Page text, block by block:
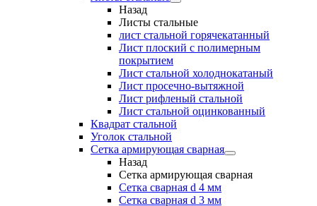
Назад
Листы стальные
лист стальной горячекатанный
Лист плоский с полимерным
покрытием
Лист стальной холоднокатаный
Лист просечно-вытяжной
Лист рифленый стальной
Лист стальной оцинкованный
Квадрат стальной
Уголок стальной
Сетка армирующая сварная
Назад
Сетка армирующая сварная
Сетка сварная d 4 мм
Сетка сварная d 3 мм